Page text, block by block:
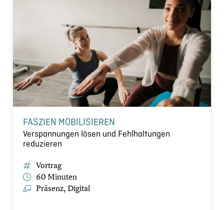
FASZIEN MOBILISIEREN
Verspannungen lösen und Fehlhaltungen
reduzieren
Vortrag
60 Minuten
Präsenz, Digital